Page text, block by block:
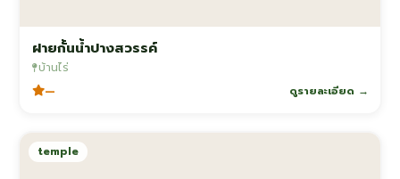
ฝายกั้นน้ำปางสวรรค์
บ้านไร่
— ดูรายละเอียด →
temple